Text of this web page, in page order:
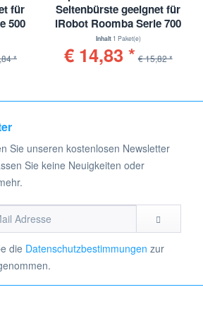
für
500
*
Seitenbürste geeignet für
iRobot Roomba Serie 700
Inhalt 1 Paket(e)
€ 14,83 * € 15,82 *
Sie unseren kostenlosen Newsletter
Sie keine Neuigkeiten oder
die Datenschutzbestimmungen zur